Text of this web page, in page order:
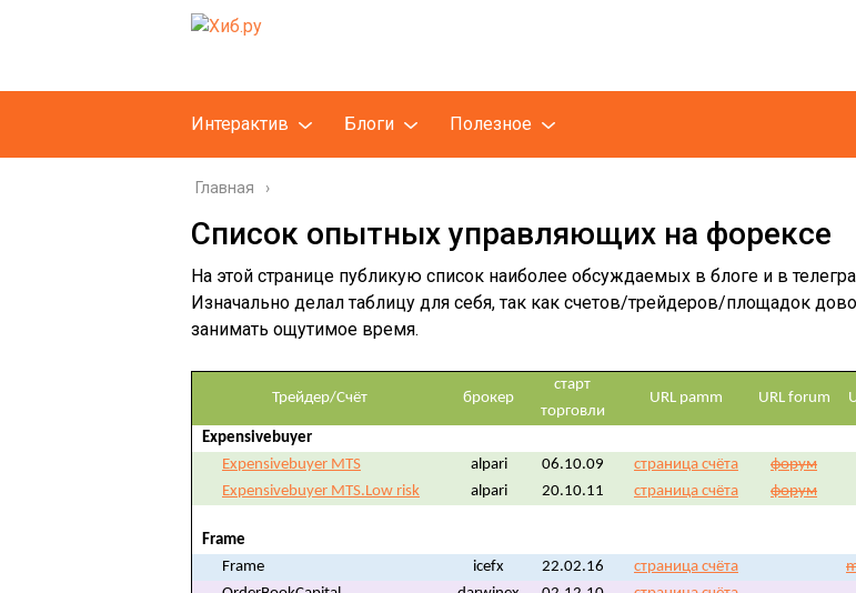
Интерактив Блоги Полезное
Главная
Список опытных управляющих на форексе
На этой странице публикую список наиболее обсуждаемых в блоге и в
Изначально делал таблицу для себя, так как счетов/трейдеров/площадок
занимать ощутимое время.
Трейдер/Счёт брокер
старт
торговли
URL pamm URL forum
Expensivebuyer
Expensivebuyer MTS
alpari 06.10.09 страница счёта
форум
Expensivebuyer MTS.Low risk
alpari 20.10.11 страница счёта форум
Frame
Frame
icefx 22.02.16 страница счёта